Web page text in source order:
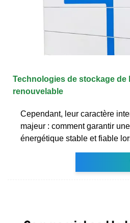
Technologies de stockage de
renouvelable
Cependant, leur caractère
majeur : comment garantir
énergétique stable et fiable